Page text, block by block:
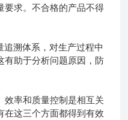
要求。不合格的产品不得
溯体系，对生产过程中
有助于分析问题原因，防
率和质量控制是相互关
在这三个方面都得到有效